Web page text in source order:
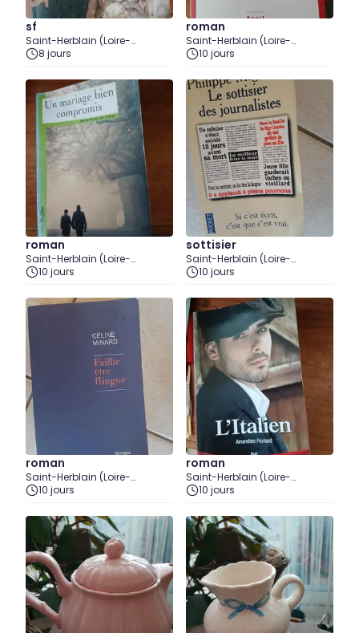
sf
Saint-Herblain (Loire-
Atlantique)
8 jours
roman
Saint-Herblain (Loire-
Atlantique)
10 jours
roman
Saint-Herblain (Loire-
Atlantique)
10 jours
sottisier
Saint-Herblain (Loire-
Atlantique)
10 jours
roman
Saint-Herblain (Loire-
Atlantique)
10 jours
roman
Saint-Herblain (Loire-
Atlantique)
10 jours